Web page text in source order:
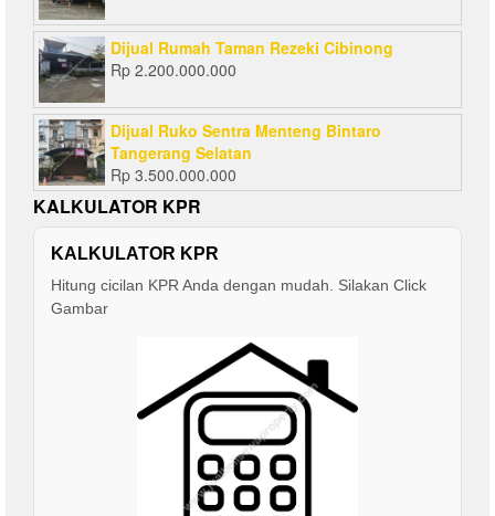
Dijual Rumah Taman Rezeki Cibinong
Rp 2.200.000.000
Dijual Ruko Sentra Menteng Bintaro
Tangerang Selatan
Rp 3.500.000.000
KALKULATOR KPR
KALKULATOR KPR
Hitung cicilan KPR Anda dengan mudah. Silakan Click
Gambar